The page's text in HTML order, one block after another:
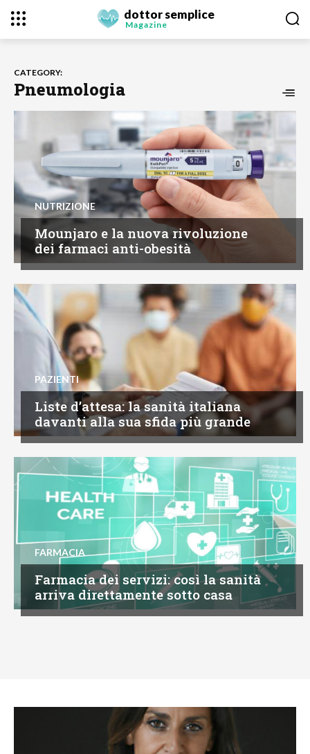
dottor semplice
Magazine
CATEGORY:
Pneumologia
NUTRIZIONE
Mounjaro e la nuova rivoluzione
dei farmaci anti-obesità
PAZIENTI
Liste d’attesa: la sanità italiana
davanti alla sua sfida più grande
FARMACIA
Farmacia dei servizi: così la sanità
arriva direttamente sotto casa